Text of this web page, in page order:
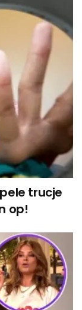
trucje
op!